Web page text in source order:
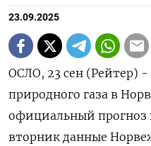
23.09.2025
ОСЛО, 23 сен (Рейтер)
природного газа в
официальный прогноз
вторник данные